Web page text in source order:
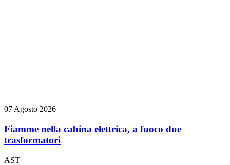
07 Agosto 2026
Fiamme nella cabina elettrica, a fuoco due
trasformatori
AST